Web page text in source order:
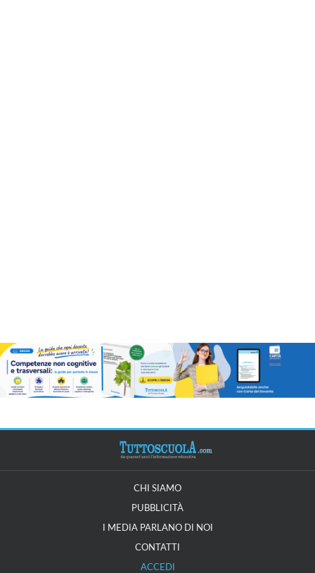
CHI SIAMO
PUBBLICITÀ
I MEDIA PARLANO DI NOI
CONTATTI
ACCEDI